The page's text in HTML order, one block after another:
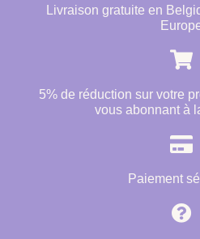
Livraison gratuite en
5% de réduction sur votre
vous abonnant à
Paiement